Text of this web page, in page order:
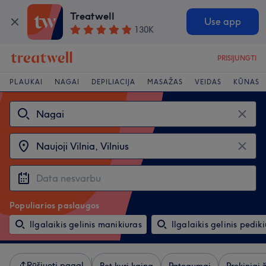
Treatwell
130K
Use app
PRISIJUNGTI
PLAUKAI NAGAI DEPILIACIJA MASAŽAS VEIDAS KŪNAS
Populiarios paslaugos
Ilgalaikis gelinis manikiuras
Ilgalaikis gelinis